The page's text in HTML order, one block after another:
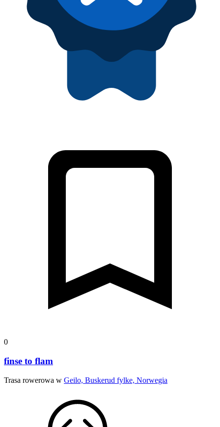
0
finse to flam
Trasa rowerowa w Geilo, Buskerud fylke, Norwegia